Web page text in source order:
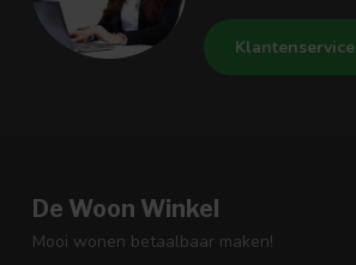
Klantenservice
De Woon Winkel
Mooi wonen betaalbaar maken!